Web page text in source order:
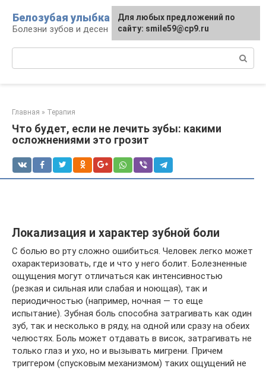
контенту
Белозубая улыбка
Болезни зубов и десен
Главная » Терапия
Что будет, если не лечить зубы: какими
осложнениями это грозит
Локализация и характер зубной боли
С болью во рту сложно ошибиться. Человек легко может
охарактеризовать, где и что у него болит. Болезненные
ощущения могут отличаться как интенсивностью
(резкая и сильная или слабая и ноющая), так и
периодичностью (например, ночная — то еще
испытание). Зубная боль способна затрагивать как один
зуб, так и несколько в ряду, на одной или сразу на обеих
челюстях. Боль может отдавать в висок, затрагивать не
только глаз и ухо, но и вызывать мигрени. Причем
триггером (спусковым механизмом) таких ощущений не
Для любых предложений по
сайту: smile59@cp9.ru